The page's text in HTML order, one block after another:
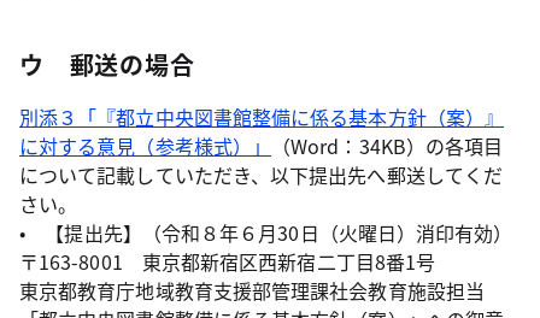
ウ 郵送の場合
別添３「『都立中央図書館整備に係る基本方針（案）』
に対する意見（参考様式）」
（Word：34KB）の各項目
について記載していただき、以下提出先へ郵送してくだ
さい。
• 【提出先】（令和８年６月30日（火曜日）消印有効）
〒163-8001 東京都新宿区西新宿二丁目8番1号
東京都教育庁地域教育支援部管理課社会教育施設担当